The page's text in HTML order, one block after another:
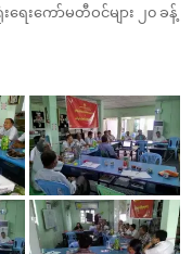
ရေးကော်မတီဝင်များ ၂၀ ခန့်